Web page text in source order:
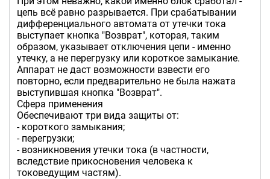
цепь всё равно разрывается. При срабатывании
дифференциального автомата от утечки тока
выступает кнопка "Возврат", которая, таким
образом, указывает отключения цепи - именно
утечку, а не перегрузку или короткое замыкание.
Аппарат не даст возможности взвести его
повторно, если предварительно не была нажата
выступившая кнопка "Возврат".
Сфера применения
Обеспечивают три вида защиты от:
- короткого замыкания;
- перегрузки;
- возникновения утечки тока (в частности,
вследствие прикосновения человека к
токоведущим частям).